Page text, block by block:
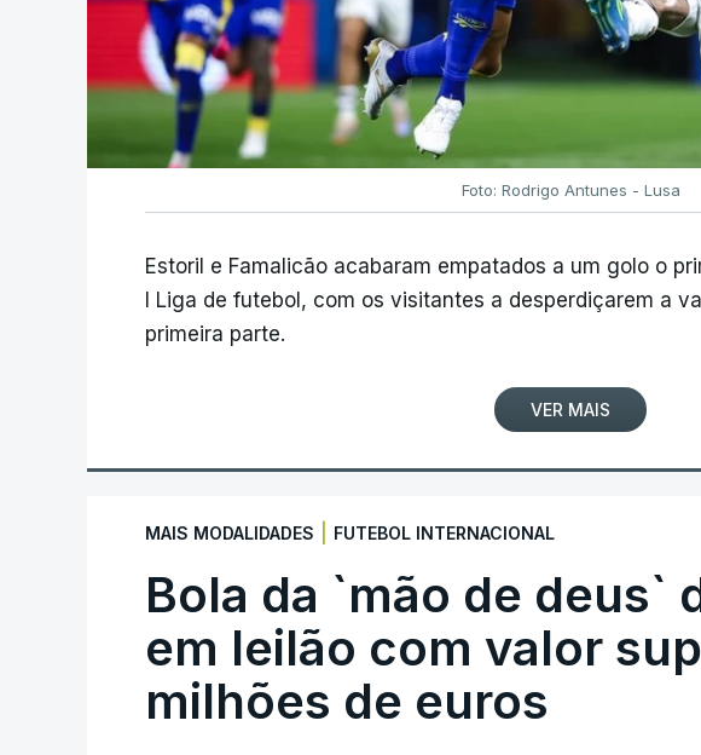
Foto: Rodrigo Antunes - Lusa
Estoril e Famalicão acabaram empatados a um golo o
I Liga de futebol, com os visitantes a desperdiçarem a
primeira parte.
VER MAIS
MAIS MODALIDADES FUTEBOL INTERNACIONAL
Bola da `mão de deus`
em leilão com valor
milhões de euros